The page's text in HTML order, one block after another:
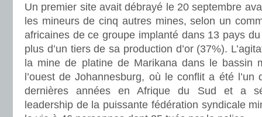
Un premier site avait débrayé le 20 septembre
les mineurs de cinq autres mines, selon un
africaines de ce groupe implanté dans 13 pays
plus d’un tiers de sa production d’or (37%).
la mine de platine de Marikana dans le bassin
l’ouest de Johannesburg, où le conflit a été
dernières années en Afrique du Sud et a
leadership de la puissante fédération syndicale